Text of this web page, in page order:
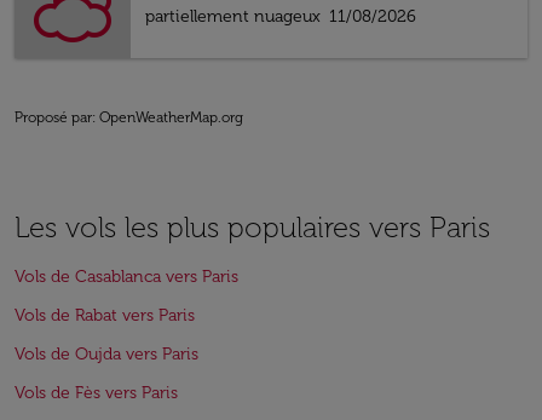
partiellement nuageux 11/08/2026
Proposé par: OpenWeatherMap.org
Les vols les plus populaires vers Paris
Vols de Casablanca vers Paris
Vols de Rabat vers Paris
Vols de Oujda vers Paris
Vols de Fès vers Paris